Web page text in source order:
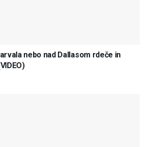
nebo nad Dallasom rdeče in